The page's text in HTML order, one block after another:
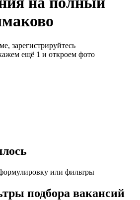
зарегистрируйтесь
ещё 1 и откроем фото
или фильтры
подбора вакансий